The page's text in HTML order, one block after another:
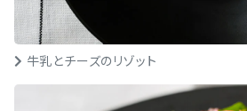
牛乳とチーズのリゾット